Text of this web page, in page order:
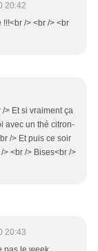
20:42
!!!<br /> <br /> <br
> Et si vraiment ça
avec un thé citron-
/> Et puis ce soir
> <br /> Bises<br />
20:43